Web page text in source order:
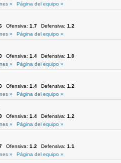
»
Página del equipo »
Ofensiva: 1.7 Defensiva: 1.2
»
Página del equipo »
Ofensiva: 1.4 Defensiva: 1.0
»
Página del equipo »
Ofensiva: 1.4 Defensiva: 1.2
»
Página del equipo »
Ofensiva: 1.4 Defensiva: 1.2
»
Página del equipo »
Ofensiva: 1.2 Defensiva: 1.1
»
Página del equipo »